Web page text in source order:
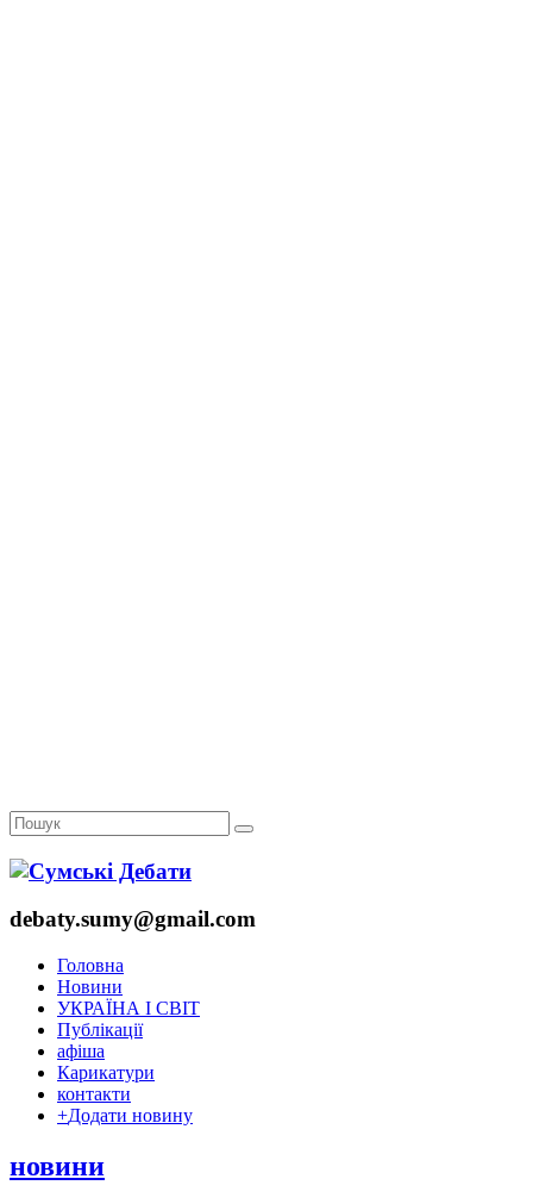
debaty.sumy@gmail.com
Головна
Новини
УКРАЇНА І СВІТ
Публікації
афіша
Карикатури
контакти
+Додати новину
новини